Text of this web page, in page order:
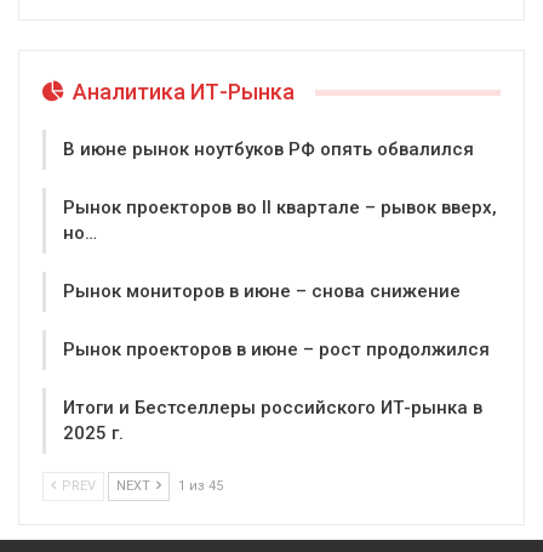
Аналитика ИТ-Рынка
В июне рынок ноутбуков РФ опять обвалился
Рынок проекторов во II квартале – рывок вверх,
но…
Рынок мониторов в июне – снова снижение
Рынок проекторов в июне – рост продолжился
Итоги и Бестселлеры российского ИТ-рынка в
2025 г.
PREV NEXT 1 из 45